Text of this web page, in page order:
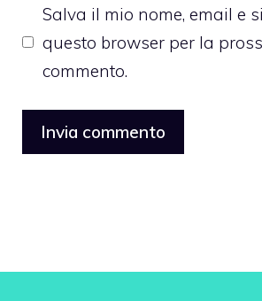
Salva il mio nome, email e
questo browser per la
commento.